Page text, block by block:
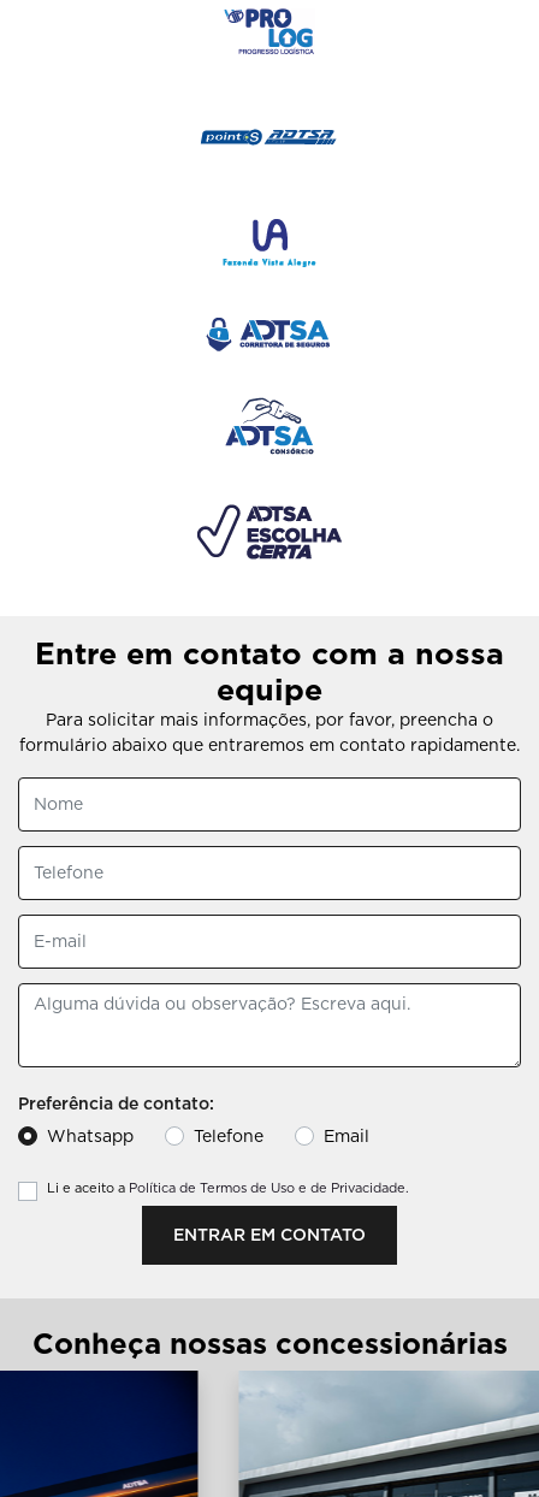
Entre em contato com a nossa
equipe
Para solicitar mais informações, por favor, preencha o
formulário abaixo que entraremos em contato rapidamente.
Preferência de contato:
Whatsapp
Telefone Email
Li e aceito a Política de Termos de Uso e de Privacidade.
ENTRAR EM CONTATO
Conheça nossas concessionárias